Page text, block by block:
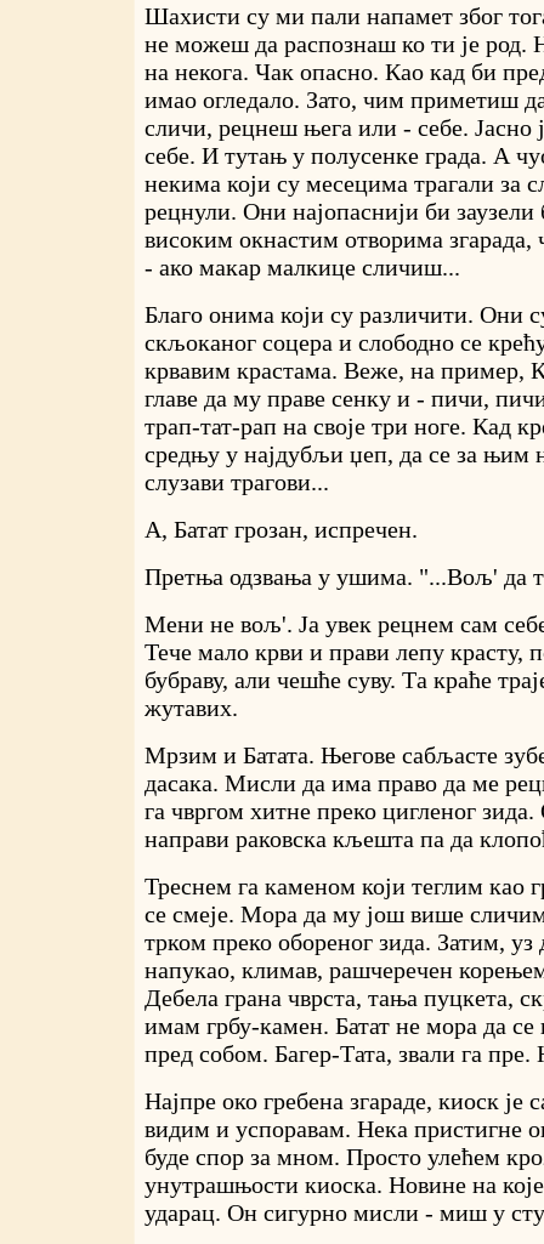
Шахисти су ми пали напамет због
не можеш да распознаш ко ти је род.
на некога. Чак опасно. Као кад би
имао огледало. Зато, чим приметиш
сличи, рецнеш њега или - себе. Јасно
себе. И тутањ у полусенке града. А
некима који су месецима трагали за
рецнули. Они најопаснији би заузели
високим окнастим отворима
- ако макар малкице сличиш...
Благо онима који су различити. Они
скљоканог соцера и слободно се
крвавим крастама. Веже, на пример,
главе да му праве сенку и - пичи,
трап-тат-рап на своје три ноге. Кад
средњу у најдубљи џеп, да се за њим
слузави трагови...
А, Батат грозан, испречен.
Претња одзвања у ушима. "...Вољ' да
Мени не вољ'. Ја увек рецнем сам
Тече мало крви и прави лепу красту,
бубраву, али чешће суву. Та краће
жутавих.
Мрзим и Батата. Његове сабљасте
дасака. Мисли да има право да ме
га чвргом хитне преко цигленог
направи раковска кљешта па да
Треснем га каменом који теглим као
се смеје. Мора да му још више
трком преко обореног зида. Затим, уз
напукао, климав, рашчеречен
Дебела грана чврста, тања пуцкета,
имам грбу-камен. Батат не мора да се
пред собом. Багер-Тата, звали га пре.
Најпре око гребена згараде, киоск је
видим и успоравам. Нека пристигне
буде спор за мном. Просто улећем
унутрашњости киоска. Новине на
ударац. Он сигурно мисли - миш у